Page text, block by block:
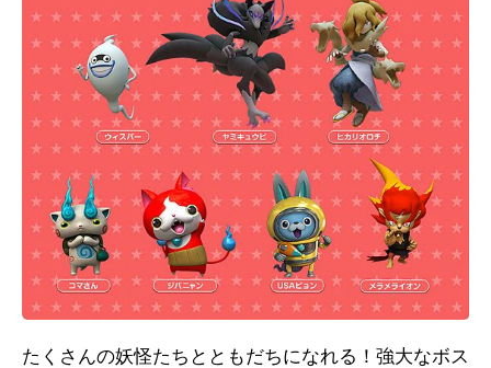
たくさんの妖怪たちとともだちになれる！強大なボス